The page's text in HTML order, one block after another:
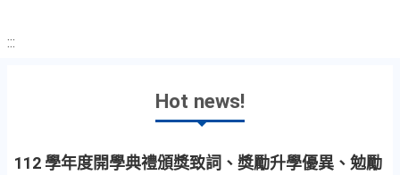
:::
Hot news!
112 學年度開學典禮頒獎致詞、獎勵升學優異、勉勵